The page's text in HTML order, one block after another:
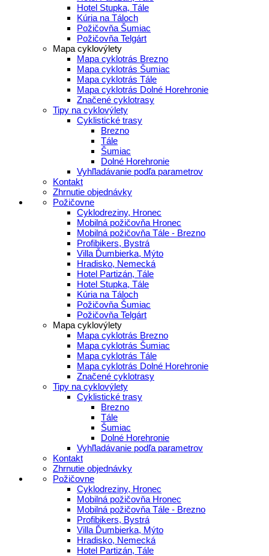
Hotel Stupka, Tále
Kúria na Táloch
Požičovňa Šumiac
Požičovňa Telgárt
Mapa cyklovýlety
Mapa cyklotrás Brezno
Mapa cyklotrás Šumiac
Mapa cyklotrás Tále
Mapa cyklotrás Dolné Horehronie
Značené cyklotrasy
Tipy na cyklovýlety
Cyklistické trasy
Brezno
Tále
Šumiac
Dolné Horehronie
Vyhľladávanie podľa parametrov
Kontakt
Zhrnutie objednávky
Požičovne
Cyklodreziny, Hronec
Mobilná požičovňa Hronec
Mobilná požičovňa Tále - Brezno
Profibikers, Bystrá
Villa Ďumbierka, Mýto
Hradisko, Nemecká
Hotel Partizán, Tále
Hotel Stupka, Tále
Kúria na Táloch
Požičovňa Šumiac
Požičovňa Telgárt
Mapa cyklovýlety
Mapa cyklotrás Brezno
Mapa cyklotrás Šumiac
Mapa cyklotrás Tále
Mapa cyklotrás Dolné Horehronie
Značené cyklotrasy
Tipy na cyklovýlety
Cyklistické trasy
Brezno
Tále
Šumiac
Dolné Horehronie
Vyhľladávanie podľa parametrov
Kontakt
Zhrnutie objednávky
Požičovne
Cyklodreziny, Hronec
Mobilná požičovňa Hronec
Mobilná požičovňa Tále - Brezno
Profibikers, Bystrá
Villa Ďumbierka, Mýto
Hradisko, Nemecká
Hotel Partizán, Tále